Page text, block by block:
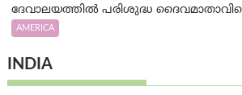
ദേവാലയത്തിൽ പരിശുദ്ധ
AMERICA
INDIA